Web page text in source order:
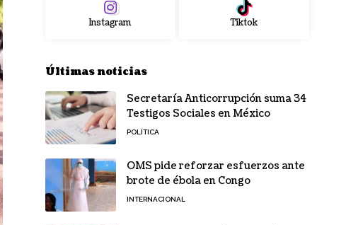
Instagram Tiktok
Últimas noticias
Secretaría Anticorrupción suma 34
Testigos Sociales en México
POLÍTICA
OMS pide reforzar esfuerzos ante
brote de ébola en Congo
INTERNACIONAL